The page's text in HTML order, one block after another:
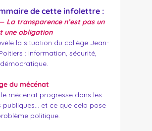
de cette infolettre :
La transparence n’est pas un
une obligation
la situation du collège Jean-
: information, sécurité,
du mécénat
mécénat progresse dans les
publiques… et ce que cela pose
politique.